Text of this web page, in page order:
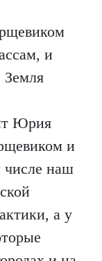
и
Земля
Юрия
и
числе наш
а у